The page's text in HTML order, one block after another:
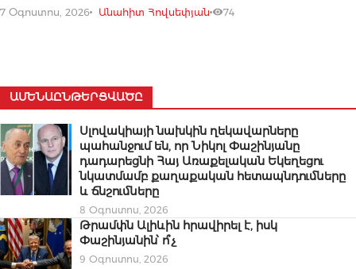
7 Օգոստոս, 2026 Անահիտ Հովսեփյան 74
ԱՄԵՆԱԸՆԹԵՐՑՎԱԾԸ
Սլովակիայի նախկին ղեկավարները
պահանջում են, որ Նիկոլ Փաշինյանը
դադարեցնի Հայ Առաքելական Եկեղեցու
նկատմամբ քաղաքական հետապնդումները
և ճնշումները
8 Օգոստոս, 2026
Թրամփն Ալիևին հրավիրել է, իսկ
Փաշինյանին՝ ո՞չ
9 Օգոստոս, 2026